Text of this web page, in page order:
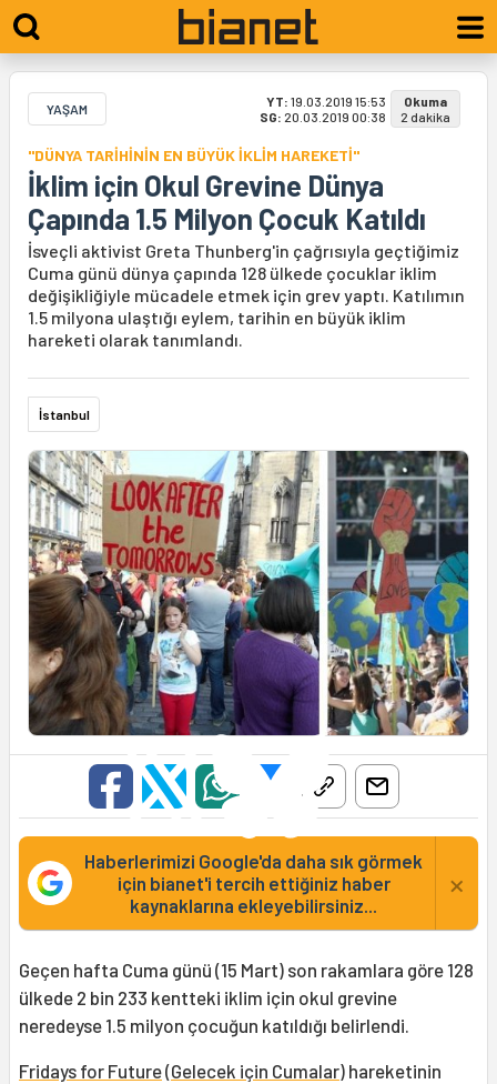
YAŞAM YT: 19.03.2019 15:53
SG: 20.03.2019 00:38
Okuma
2 dakika
"DÜNYA TARİHİNİN EN BÜYÜK İKLİM HAREKETİ"
İklim için Okul Grevine Dünya
Çapında 1.5 Milyon Çocuk Katıldı
İsveçli aktivist Greta Thunberg'in çağrısıyla geçtiğimiz
Cuma günü dünya çapında 128 ülkede çocuklar iklim
değişikliğiyle mücadele etmek için grev yaptı. Katılımın
1.5 milyona ulaştığı eylem, tarihin en büyük iklim
hareketi olarak tanımlandı.
İstanbul
Haberlerimizi Google'da daha sık görmek
için bianet'i tercih ettiğiniz haber
kaynaklarına ekleyebilirsiniz...
×
Geçen hafta Cuma günü (15 Mart) son rakamlara göre 128
ülkede 2 bin 233 kentteki iklim için okul grevine
neredeyse 1.5 milyon çocuğun katıldığı belirlendi.
Fridays for Future(Gelecek için Cumalar) hareketinin